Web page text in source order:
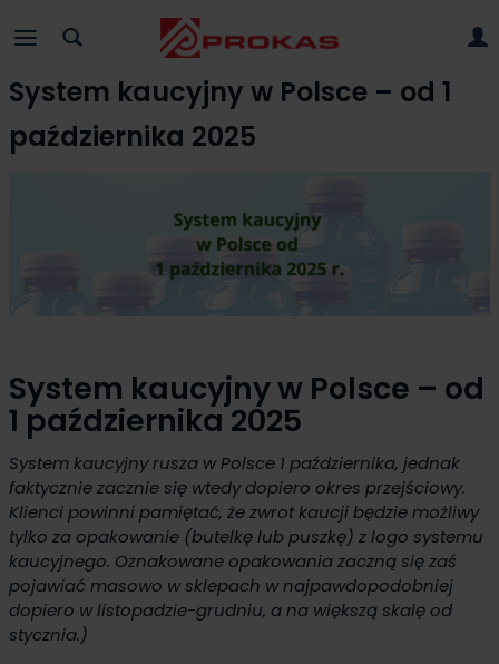
System kaucyjny w Polsce – od 1
października 2025
System kaucyjny w Polsce – od
1 października 2025
System kaucyjny rusza w Polsce 1 października, jednak
faktycznie zacznie się wtedy dopiero okres przejściowy.
Klienci powinni pamiętać, że zwrot kaucji będzie możliwy
tylko za opakowanie (butelkę lub puszkę) z logo systemu
kaucyjnego. Oznakowane opakowania zaczną się zaś
pojawiać masowo w sklepach w najpawdopodobniej
dopiero w listopadzie-grudniu, a na większą skalę od
stycznia.)